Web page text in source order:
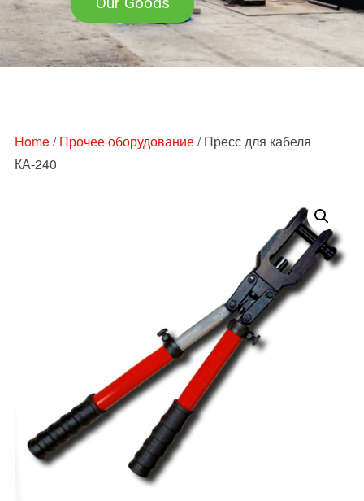
Home/Прочее оборудование/ Пресс для кабеля
КА-240